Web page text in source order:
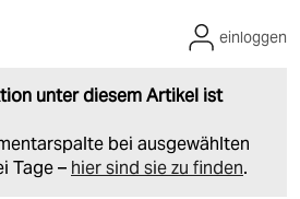
unter diesem Artikel ist
bei ausgewählten
Tage – hier sind sie zu finden.
einloggen